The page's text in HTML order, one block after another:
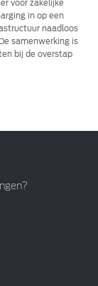
voor zakelijke
in op een
naadloos
samenwerking is
bij de overstap